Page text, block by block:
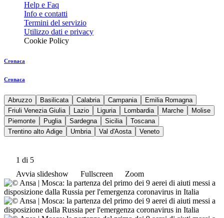
Help e Faq
Info e contatti
Termini del servizio
Utilizzo dati e privacy
Cookie Policy
Cronaca
Cronaca
Abruzzo Basilicata Calabria Campania
Emilia Romagna
Friuli Venezia Giulia
Lazio Liguria Lombardia Marche
Molise
Piemonte
Puglia Sardegna Sicilia
Toscana
Trentino alto Adige
Umbria Val d'Aosta Veneto
1 di 5
Avvia slideshow
Fullscreen Zoom